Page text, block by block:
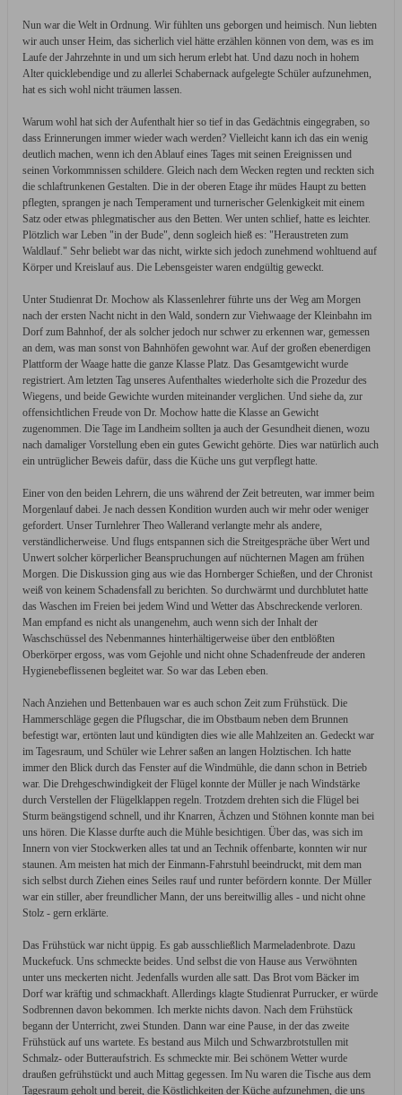
Nun war die Welt in Ordnung. Wir fühlten uns geborgen und heimisch. Nun liebten
wir auch unser Heim, das sicherlich viel hätte erzählen können von dem, was es im
Laufe der Jahrzehnte in und um sich herum erlebt hat. Und dazu noch in hohem
Alter quicklebendige und zu allerlei Schabernack aufgelegte Schüler aufzunehmen,
hat es sich wohl nicht träumen lassen.
Warum wohl hat sich der Aufenthalt hier so tief in das Gedächtnis eingegraben, so
dass Erinnerungen immer wieder wach werden? Vielleicht kann ich das ein wenig
deutlich machen, wenn ich den Ablauf eines Tages mit seinen Ereignissen und
seinen Vorkommnissen schildere. Gleich nach dem Wecken regten und reckten sich
die schlaftrunkenen Gestalten. Die in der oberen Etage ihr müdes Haupt zu betten
pflegten, sprangen je nach Temperament und turnerischer Gelenkigkeit mit einem
Satz oder etwas phlegmatischer aus den Betten. Wer unten schlief, hatte es leichter.
Plötzlich war Leben "in der Bude", denn sogleich hieß es: "Heraustreten zum
Waldlauf." Sehr beliebt war das nicht, wirkte sich jedoch zunehmend wohltuend auf
Körper und Kreislauf aus. Die Lebensgeister waren endgültig geweckt.
Unter Studienrat Dr. Mochow als Klassenlehrer führte uns der Weg am Morgen
nach der ersten Nacht nicht in den Wald, sondern zur Viehwaage der Kleinbahn im
Dorf zum Bahnhof, der als solcher jedoch nur schwer zu erkennen war, gemessen
an dem, was man sonst von Bahnhöfen gewohnt war. Auf der großen ebenerdigen
Plattform der Waage hatte die ganze Klasse Platz. Das Gesamtgewicht wurde
registriert. Am letzten Tag unseres Aufenthaltes wiederholte sich die Prozedur des
Wiegens, und beide Gewichte wurden miteinander verglichen. Und siehe da, zur
offensichtlichen Freude von Dr. Mochow hatte die Klasse an Gewicht
zugenommen. Die Tage im Landheim sollten ja auch der Gesundheit dienen, wozu
nach damaliger Vorstellung eben ein gutes Gewicht gehörte. Dies war natürlich auch
ein untrüglicher Beweis dafür, dass die Küche uns gut verpflegt hatte.
Einer von den beiden Lehrern, die uns während der Zeit betreuten, war immer beim
Morgenlauf dabei. Je nach dessen Kondition wurden auch wir mehr oder weniger
gefordert. Unser Turnlehrer Theo Wallerand verlangte mehr als andere,
verständlicherweise. Und flugs entspannen sich die Streitgespräche über Wert und
Unwert solcher körperlicher Beanspruchungen auf nüchternen Magen am frühen
Morgen. Die Diskussion ging aus wie das Hornberger Schießen, und der Chronist
weiß von keinem Schadensfall zu berichten. So durchwärmt und durchblutet hatte
das Waschen im Freien bei jedem Wind und Wetter das Abschreckende verloren.
Man empfand es nicht als unangenehm, auch wenn sich der Inhalt der
Waschschüssel des Nebenmannes hinterhältigerweise über den entblößten
Oberkörper ergoss, was vom Gejohle und nicht ohne Schadenfreude der anderen
Hygienebeflissenen begleitet war. So war das Leben eben.
Nach Anziehen und Bettenbauen war es auch schon Zeit zum Frühstück. Die
Hammerschläge gegen die Pflugschar, die im Obstbaum neben dem Brunnen
befestigt war, ertönten laut und kündigten dies wie alle Mahlzeiten an. Gedeckt war
im Tagesraum, und Schüler wie Lehrer saßen an langen Holztischen. Ich hatte
immer den Blick durch das Fenster auf die Windmühle, die dann schon in Betrieb
war. Die Drehgeschwindigkeit der Flügel konnte der Müller je nach Windstärke
durch Verstellen der Flügelklappen regeln. Trotzdem drehten sich die Flügel bei
Sturm beängstigend schnell, und ihr Knarren, Ächzen und Stöhnen konnte man bei
uns hören. Die Klasse durfte auch die Mühle besichtigen. Über das, was sich im
Innern von vier Stockwerken alles tat und an Technik offenbarte, konnten wir nur
staunen. Am meisten hat mich der Einmann-Fahrstuhl beeindruckt, mit dem man
sich selbst durch Ziehen eines Seiles rauf und runter befördern konnte. Der Müller
war ein stiller, aber freundlicher Mann, der uns bereitwillig alles - und nicht ohne
Stolz - gern erklärte.
Das Frühstück war nicht üppig. Es gab ausschließlich Marmeladenbrote. Dazu
Muckefuck. Uns schmeckte beides. Und selbst die von Hause aus Verwöhnten
unter uns meckerten nicht. Jedenfalls wurden alle satt. Das Brot vom Bäcker im
Dorf war kräftig und schmackhaft. Allerdings klagte Studienrat Purrucker, er würde
Sodbrennen davon bekommen. Ich merkte nichts davon. Nach dem Frühstück
begann der Unterricht, zwei Stunden. Dann war eine Pause, in der das zweite
Frühstück auf uns wartete. Es bestand aus Milch und Schwarzbrotstullen mit
Schmalz- oder Butteraufstrich. Es schmeckte mir. Bei schönem Wetter wurde
draußen gefrühstückt und auch Mittag gegessen. Im Nu waren die Tische aus dem
Tagesraum geholt und bereit, die Köstlichkeiten der Küche aufzunehmen, die uns